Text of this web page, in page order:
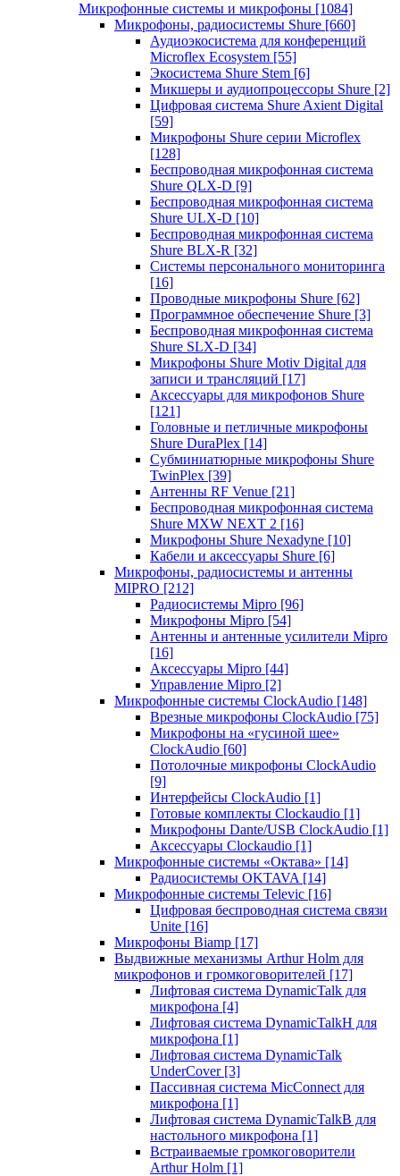
Микрофонные системы и микрофоны [1084]
Микрофоны, радиосистемы Shure [660]
Аудиоэкосистема для конференций
Microflex Ecosystem [55]
Экосистема Shure Stem [6]
Микшеры и аудиопроцессоры Shure [2]
Цифровая система Shure Axient Digital
[59]
Микрофоны Shure серии Microflex
[128]
Беспроводная микрофонная система
Shure QLX-D [9]
Беспроводная микрофонная система
Shure ULX-D [10]
Беспроводная микрофонная система
Shure BLX-R [32]
Системы персонального мониторинга
[16]
Проводные микрофоны Shure [62]
Программное обеспечение Shure [3]
Беспроводная микрофонная система
Shure SLX-D [34]
Микрофоны Shure Motiv Digital для
записи и трансляций [17]
Аксессуары для микрофонов Shure
[121]
Головные и петличные микрофоны
Shure DuraPlex [14]
Субминиатюрные микрофоны Shure
TwinPlex [39]
Антенны RF Venue [21]
Беспроводная микрофонная система
Shure MXW NEXT 2 [16]
Микрофоны Shure Nexadyne [10]
Кабели и аксессуары Shure [6]
Микрофоны, радиосистемы и антенны
MIPRO [212]
Радиосистемы Mipro [96]
Микрофоны Mipro [54]
Антенны и антенные усилители Mipro
[16]
Аксессуары Mipro [44]
Управление Mipro [2]
Микрофонные системы ClockAudio [148]
Врезные микрофоны ClockAudio [75]
Микрофоны на «гусиной шее»
ClockAudio [60]
Потолочные микрофоны ClockAudio
[9]
Интерфейсы ClockAudio [1]
Готовые комплекты Clockaudio [1]
Микрофоны Dante/USB ClockAudio [1]
Аксессуары Clockaudio [1]
Микрофонные системы «Октава» [14]
Радиосистемы OKTAVA [14]
Микрофонные системы Televic [16]
Цифровая беспроводная система связи
Unite [16]
Микрофоны Biamp [17]
Выдвижные механизмы Arthur Holm для
микрофонов и громкоговорителей [17]
Лифтовая система DynamicTalk для
микрофона [4]
Лифтовая система DynamicTalkH для
микрофона [1]
Лифтовая система DynamicTalk
UnderCover [3]
Пассивная система MicConnect для
микрофона [1]
Лифтовая система DynamicTalkB для
настольного микрофона [1]
Встраиваемые громкоговорители
Arthur Holm [1]